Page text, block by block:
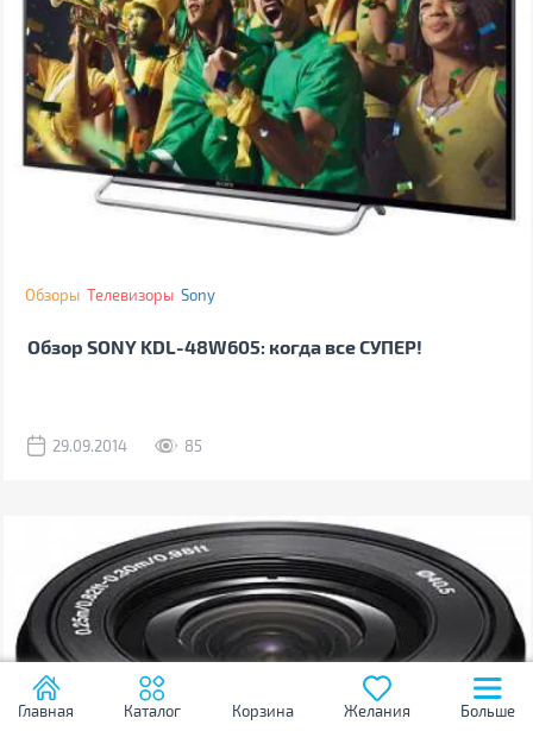
Обзоры Телевизоры Sony
Обзор SONY KDL-48W605: когда все СУПЕР!
29.09.2014 85
Главная Каталог Корзина Желания Больше